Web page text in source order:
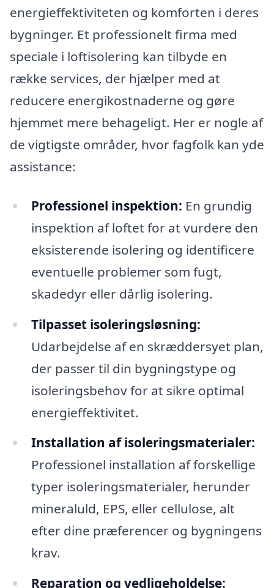
energieffektiviteten og komforten i deres
bygninger. Et professionelt firma med
speciale i loftisolering kan tilbyde en
række services, der hjælper med at
reducere energikostnaderne og gøre
hjemmet mere behageligt. Her er nogle af
de vigtigste områder, hvor fagfolk kan yde
assistance:
Professionel inspektion: En grundig
inspektion af loftet for at vurdere den
eksisterende isolering og identificere
eventuelle problemer som fugt,
skadedyr eller dårlig isolering.
Tilpasset isoleringsløsning:
Udarbejdelse af en skræddersyet plan,
der passer til din bygningstype og
isoleringsbehov for at sikre optimal
energieffektivitet.
Installation af isoleringsmaterialer:
Professionel installation af forskellige
typer isoleringsmaterialer, herunder
mineraluld, EPS, eller cellulose, alt
efter dine præferencer og bygningens
krav.
Reparation og vedligeholdelse: